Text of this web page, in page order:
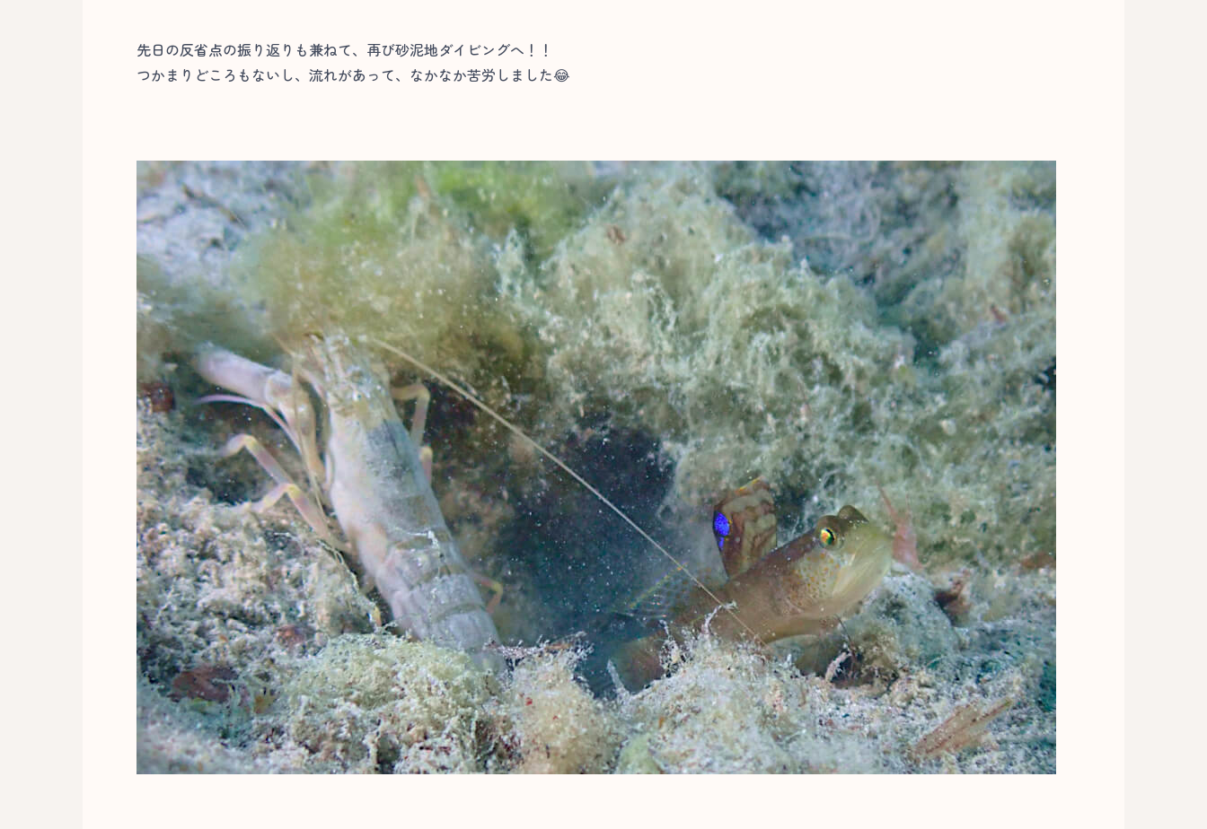
先日の反省点の振り返りも兼ねて、再び砂泥地ダイビングへ！！
つかまりどころもないし、流れがあって、なかなか苦労しました😂